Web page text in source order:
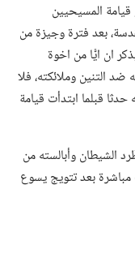
قيامة المسيحيين
بعد فترة وجيزة من
ان ايًّا من اخوة
التنين وملائكته،‏ فلا
قبلما ابتدأت قيامة
الشيطان وأبالسته من
بعد تتويج يسوع